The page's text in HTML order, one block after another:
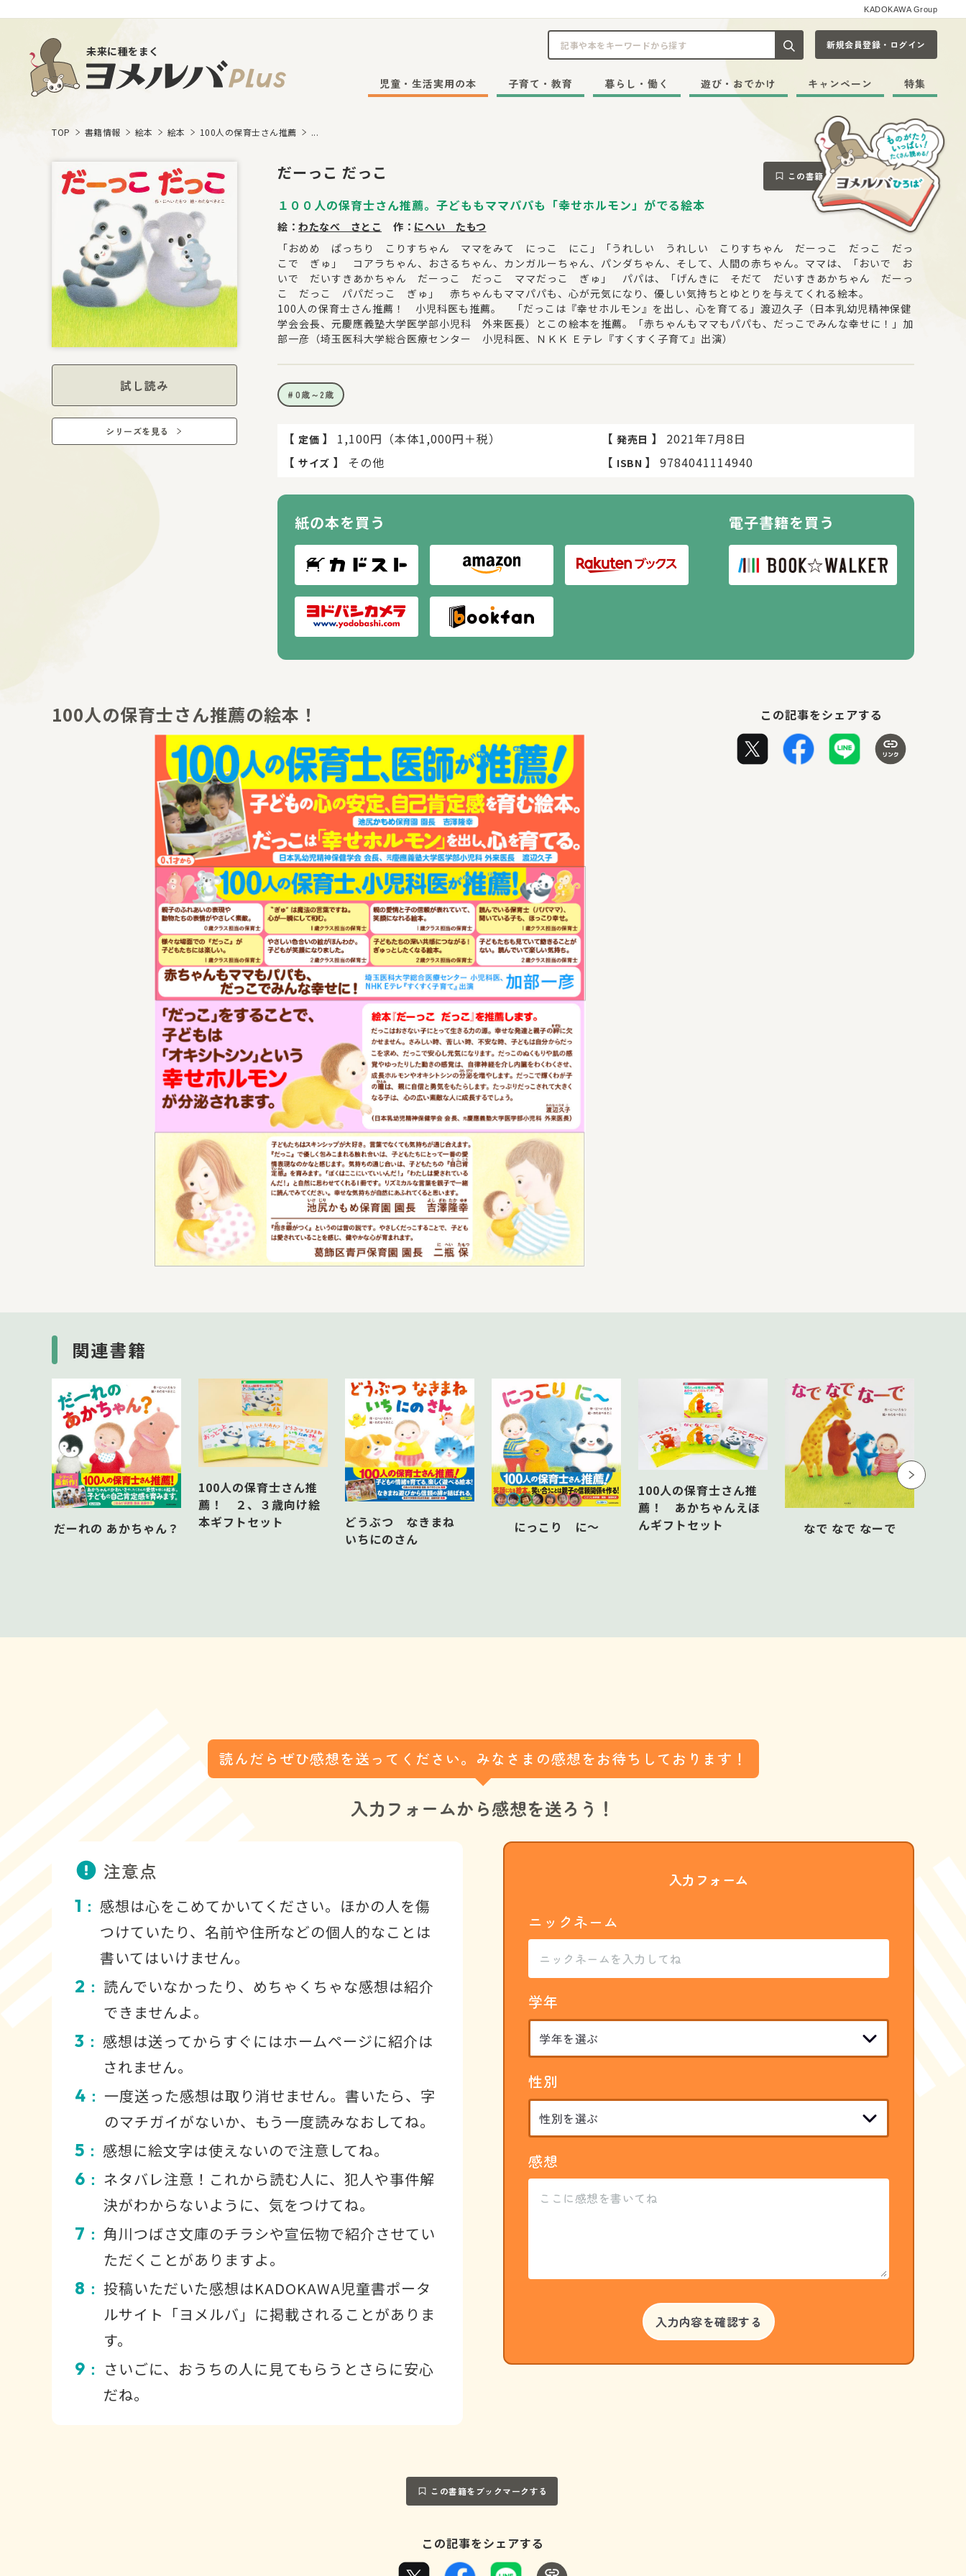
KADOKAWA Group
未来に種をまく 記事や本をキーワードから探す
新規会員登録・ログイン
児童・生活実用の本 子育て・教育 暮らし・働く 遊び・おでかけ キャンペーン 特集
TOP 書籍情報 絵本 絵本 100人の保育士さん推薦 ...
試し読み
シリーズを見る
だーっこ だっこ この書籍をブックマークする
１００人の保育士さん推薦。子どももママパパも「幸せホルモン」がでる絵本
絵： わたなべ さとこ 作： にへい たもつ
「おめめ ぱっちり こりすちゃん ママをみて にっこ にこ」「うれしい うれしい こりすちゃん だーっこ だっこ だっ
こで ぎゅ」 コアラちゃん、おさるちゃん、カンガルーちゃん、パンダちゃん、そして、人間の赤ちゃん。ママは、「おいで お
いで だいすきあかちゃん だーっこ だっこ ママだっこ ぎゅ」 パパは、「げんきに そだて だいすきあかちゃん だーっ
こ だっこ パパだっこ ぎゅ」 赤ちゃんもママパパも、心が元気になり、優しい気持ちとゆとりを与えてくれる絵本。
100人の保育士さん推薦！ 小児科医も推薦。 「だっこは『幸せホルモン』を出し、心を育てる」渡辺久子（日本乳幼児精神保健
学会会長、元慶應義塾大学医学部小児科 外来医長）とこの絵本を推薦。「赤ちゃんもママもパパも、だっこでみんな幸せに！」加
部一彦（埼玉医科大学総合医療センター 小児科医、ＮＫＫ Ｅテレ『すくすく子育て』出演）
0歳～2歳
【 定価 】 1,100円（本体1,000円＋税） 【 発売日 】
2021年7月8日
【 サイズ 】 その他 【 ISBN 】 9784041114940
紙の本を買う 電子書籍を買う
100人の保育士さん推薦の絵本！ この記事をシェアする
関連書籍
だーれの あかちゃん？
100人の保育士さん推
薦！ ２、３歳向け絵
本ギフトセット
どうぶつ なきまね
いちにのさん
にっこり に～
100人の保育士さん推
薦！ あかちゃんえほ
んギフトセット
なで なで なーで
読んだらぜひ感想を送ってください。みなさまの感想をお待ちしております！
入力フォームから感想を送ろう！
注意点
1 ： 感想は心をこめてかいてください。ほかの人を傷
つけていたり、名前や住所などの個人的なことは
書いてはいけません。
2 ： 読んでいなかったり、めちゃくちゃな感想は紹介
できませんよ。
3 ： 感想は送ってからすぐにはホームページに紹介は
されません。
4 ： 一度送った感想は取り消せません。書いたら、字
のマチガイがないか、もう一度読みなおしてね。
5 ： 感想に絵文字は使えないので注意してね。
6 ： ネタバレ注意！これから読む人に、犯人や事件解
決がわからないように、気をつけてね。
7 ： 角川つばさ文庫のチラシや宣伝物で紹介させてい
ただくことがありますよ。
8 ： 投稿いただいた感想はKADOKAWA児童書ポータ
ルサイト「ヨメルバ」に掲載されることがありま
す。
9 ：
さいごに、おうちの人に見てもらうとさらに安心
だね。
入力フォーム
ニックネーム
学年
性別
感想
この書籍をブックマークする
この記事をシェアする